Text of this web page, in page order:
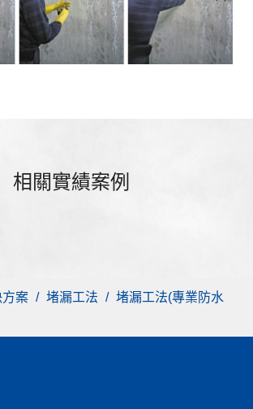
相關實績案例
案 / 堵漏工法 / 堵漏工法(專業防水